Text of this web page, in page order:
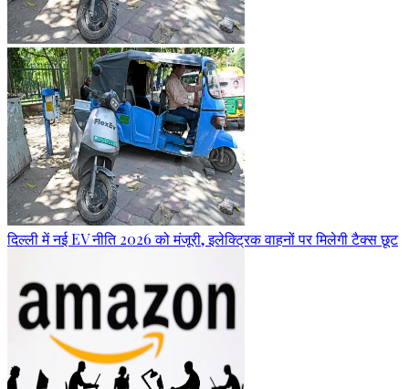
दिल्ली में नई EV नीति 2026 को मंजूरी, इलेक्ट्रिक वाहनों पर मिलेगी टैक्स छूट